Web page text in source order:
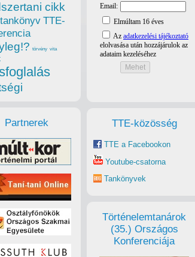
TTE-közösség
TTE a Facebookon
Youtube-csatorna
Tankönyvek
Történelemtanárok
(35.) Országos
Konferenciája
cikk
tankönyv TTE-
törvény vita
Partnerek